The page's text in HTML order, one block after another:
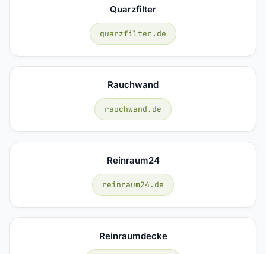
Quarzfilter
quarzfilter.de
Rauchwand
rauchwand.de
Reinraum24
reinraum24.de
Reinraumdecke